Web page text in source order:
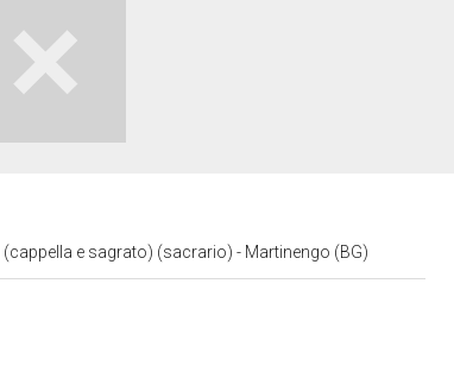
e sagrato) (sacrario) - Martinengo (BG)